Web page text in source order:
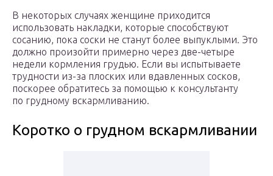
В некоторых случаях женщине приходится
использовать накладки, которые способствуют
сосанию, пока соски не станут более выпуклыми. Это
должно произойти примерно через две-четыре
недели кормления грудью. Если вы испытываете
трудности из-за плоских или вдавленных сосков,
поскорее обратитесь за помощью к консультанту
по грудному вскармливанию.
Коротко о грудном вскармливании